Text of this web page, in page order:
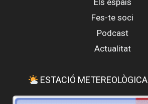
Els espais
Fes-te soci
Podcast
Actualitat
ESTACIÓ METEREOLÒGICA